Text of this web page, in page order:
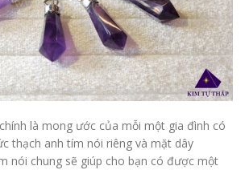
là mong ước của mỗi một gia đình có
thạch anh tím nói riêng và mặt dây
nói chung sẽ giúp cho bạn có được một